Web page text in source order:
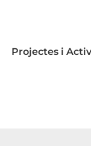
Projectes i